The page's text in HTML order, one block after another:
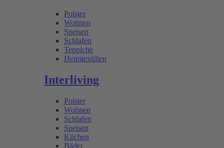
Polster
Wohnen
Speisen
Schlafen
Teppiche
Heimtextilien
Interliving
Polster
Wohnen
Schlafen
Speisen
Küchen
Bäder